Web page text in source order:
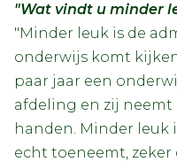
"Wat vindt u minder
"Minder leuk is de
onderwijs komt
paar jaar een
afdeling en zij neemt
handen. Minder leuk
echt toeneemt,